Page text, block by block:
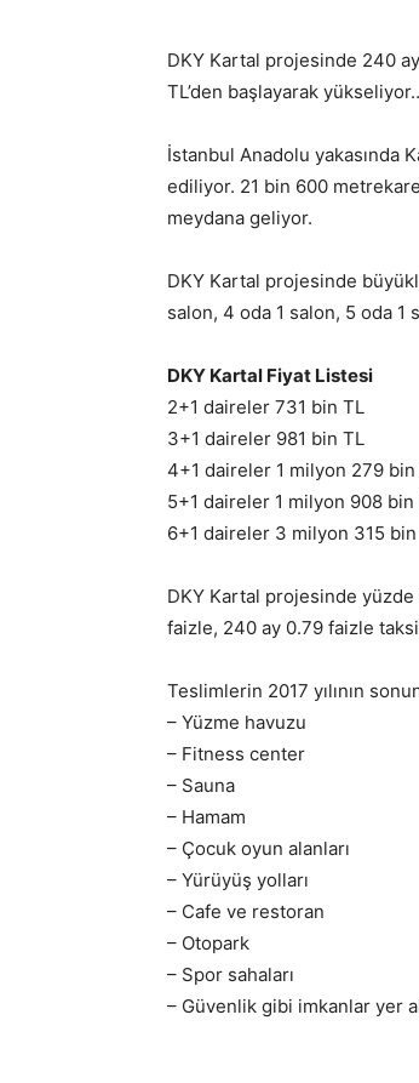
DKY Kartal projesinde 240
TL’den başlayarak
İstanbul Anadolu yakasında
ediliyor. 21 bin 600
meydana geliyor.
DKY Kartal projesinde
salon, 4 oda 1 salon, 5 oda
DKY Kartal Fiyat Listesi
2+1 daireler 731 bin TL
3+1 daireler 981 bin TL
4+1 daireler 1 milyon 279 bin
5+1 daireler 1 milyon 908 bin
6+1 daireler 3 milyon 315 bin
DKY Kartal projesinde
faizle, 240 ay 0.79 faizle
Teslimlerin 2017 yılının
– Yüzme havuzu
– Fitness center
– Sauna
– Hamam
– Çocuk oyun alanları
– Yürüyüş yolları
– Cafe ve restoran
– Otopark
– Spor sahaları
– Güvenlik gibi imkanlar yer